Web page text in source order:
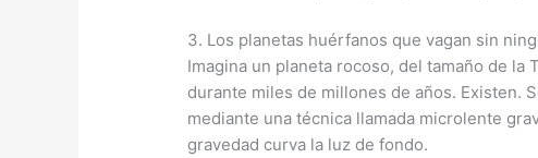
3. Los planetas huérfanos que vagan sin
Imagina un planeta rocoso, del tamaño de
durante miles de millones de años. Existen.
mediante una técnica llamada microlente
gravedad curva la luz de fondo.